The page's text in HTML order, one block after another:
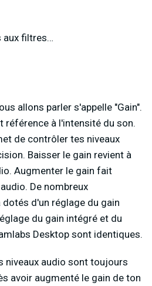
aux filtres…
allons parler s'appelle "Gain".
référence à l'intensité du son.
de contrôler tes niveaux
Baisser le gain revient à
Augmenter le gain fait
De nombreux
d'un réglage du gain
du gain intégré et du
Desktop sont identiques.
niveaux audio sont toujours
avoir augmenté le gain de ton